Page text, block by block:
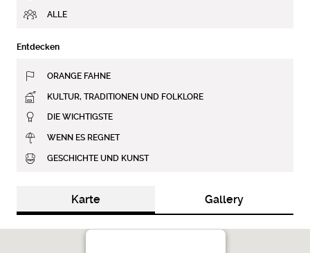
ALLE
Entdecken
ORANGE FAHNE
KULTUR, TRADITIONEN UND FOLKLORE
DIE WICHTIGSTE
WENN ES REGNET
GESCHICHTE UND KUNST
Karte Gallery